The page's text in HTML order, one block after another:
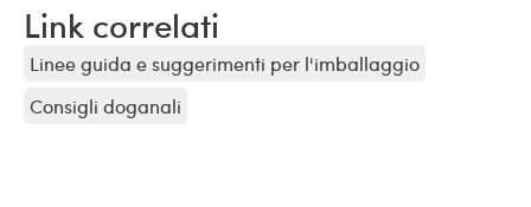
Link correlati
Linee guida e suggerimenti per l'imballaggio
Consigli doganali